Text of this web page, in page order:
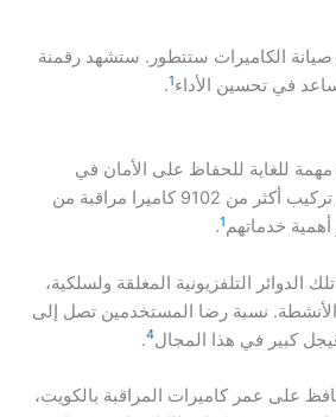
الكاميرات ستتطور. ستشهد رقمنة
في تحسين الأداء1
.
مهمة للغاية للحفاظ على الأمان في
الكويت. في عام 2022، تركيب أكثر من 9102 كاميرا مراقبة من
خدماتهم1
.
الدوائر التلفزيونية المغلقة ولسلكية،
نسبة رضا المستخدمين تصل إلى
4
.
تحافظ على عمر كاميرات المراقبة بالكويت،